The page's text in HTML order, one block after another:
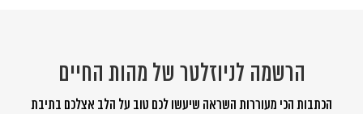
הרשמה לניוזלטר של מהות החיים
הכתבות הכי מעוררות השראה שיעשו לכם טוב על הלב אצלכם בתיבת